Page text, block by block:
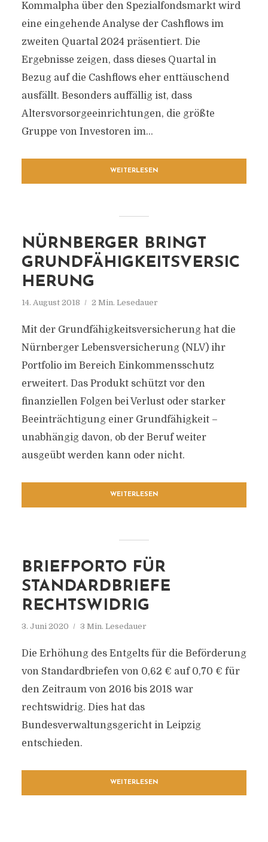
Kommalpha über den Spezialfondsmarkt wird
eine eingehende Analyse der Cashflows im
zweiten Quartal 2024 präsentiert. Die
Ergebnisse zeigen, dass dieses Quartal in
Bezug auf die Cashflows eher enttäuschend
ausfällt. Besonders auffällig ist, dass
Altersvorsorgeeinrichtungen, die größte
Gruppe von Investoren im...
WEITERLESEN
NÜRNBERGER BRINGT
GRUNDFÄHIGKEITSVERSIC
HERUNG
14. August 2018 2 Min. Lesedauer
Mit der Grundfähigkeitsversicherung hat die
Nürnberger Lebensversicherung (NLV) ihr
Portfolio im Bereich Einkommensschutz
erweitert. Das Produkt schützt vor den
finanziellen Folgen bei Verlust oder starker
Beeinträchtigung einer Grundfähigkeit –
unabhängig davon, ob der Beruf weiter
ausgeübt werden kann oder nicht.
WEITERLESEN
BRIEFPORTO FÜR
STANDARDBRIEFE
RECHTSWIDRIG
3. Juni 2020 3 Min. Lesedauer
Die Erhöhung des Entgelts für die Beförderung
von Standardbriefen von 0,62 € auf 0,70 € für
den Zeitraum von 2016 bis 2018 war
rechtswidrig. Dies hat das
Bundesverwaltungsgericht in Leipzig
entschieden.
WEITERLESEN